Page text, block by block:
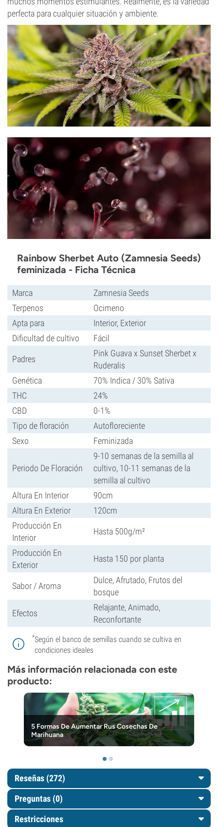
perfecta para cualquier situación y ambiente.
Rainbow Sherbet Auto (Zamnesia Seeds)
feminizada - Ficha Técnica
Marca
Zamnesia Seeds
Terpenos
Ocimeno
Apta para
Interior, Exterior
Dificultad de cultivo
Fácil
Padres
Pink Guava x Sunset Sherbet x
Ruderalis
Genética
70% Indica / 30% Sativa
THC
24%
CBD
0-1%
Tipo de floración
Autofloreciente
Sexo
Feminizada
Periodo De Floración
9-10 semanas de la semilla al
cultivo, 10-11 semanas de la
semilla al cultivo
Altura En Interior
90cm
Altura En Exterior
120cm
Producción En
Interior
Hasta 500g/m²
Producción En
Exterior
Hasta 150 por planta
Sabor / Aroma
Dulce, Afrutado, Frutos del
bosque
Efectos
Relajante, Animado,
Reconfortante
*Según el banco de semillas cuando se cultiva en
condiciones ideales
Más información relacionada con este
producto:
5 Formas De Aumentar Rus Cosechas De
Marihuana
Reseñas (272)
Preguntas (0)
Restricciones